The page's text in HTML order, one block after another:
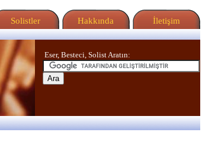
Solistler Hakkında İletişim
Eser, Besteci, Solist Aratın: